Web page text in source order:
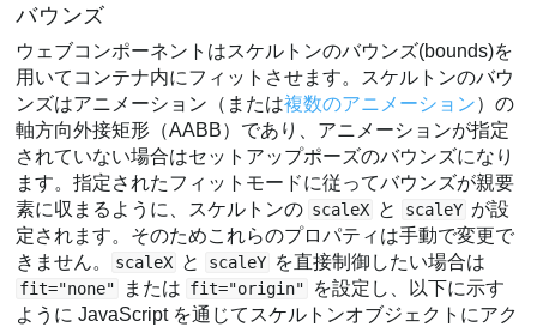
バウンズ
ウェブコンポーネントはスケルトンのバウンズ(bounds)を
用いてコンテナ内にフィットさせます。スケルトンのバウ
ンズはアニメーション（または複数のアニメーション）の
軸方向外接矩形（AABB）であり、アニメーションが指定
されていない場合はセットアップポーズのバウンズになり
ます。指定されたフィットモードに従ってバウンズが親要
素に収まるように、スケルトンの scaleX と scaleY が設
定されます。そのためこれらのプロパティは手動で変更で
きません。
scaleX と scaleY を直接制御したい場合は
fit="none" または fit="origin"
を設定し、以下に示す
ように JavaScript を通じてスケルトンオブジェクトにアク